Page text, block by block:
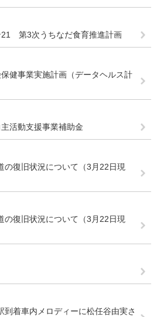
21 第3次うちなだ食育推進計画
健事業実施計画（データヘルス計
活動支援事業補助金
の復旧状況について（3月22日現
の復旧状況について（3月22日現
到着車内メロディーに松任谷由実さ